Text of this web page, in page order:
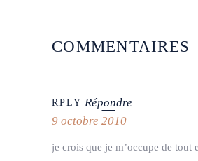
COMMENTAIRES
RPLY Répondre
9 octobre 2010
je crois que je m’occupe de tout